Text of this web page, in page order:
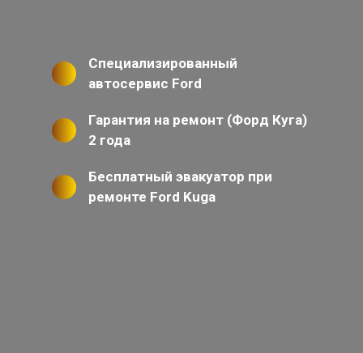
Специализированный
автосервис Ford
Гарантия на ремонт (Форд Куга)
2 года
Бесплатный эвакуатор при
ремонте Ford Kuga